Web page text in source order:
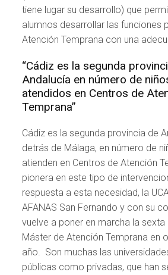
tiene lugar su desarrollo) que
alumnos desarrollar las funciones
Atención Temprana con una
“Cádiz es la segunda
Andalucía en número de
atendidos en Centros de
Temprana”
Cádiz es la segunda provincia de
detrás de Málaga, en número de
atienden en Centros de Atención
pionera en este tipo de
respuesta a esta necesidad, la
AFANAS San Fernando y con su
vuelve a poner en marcha la sexta
Máster de Atención Temprana en
año. Son muchas las
públicas como privadas, que han